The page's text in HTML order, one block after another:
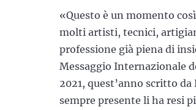
«Questo è un momento
molti artisti, tecnici,
professione già piena di
Messaggio Internazionale
2021, quest’anno scritto
sempre presente li ha resi